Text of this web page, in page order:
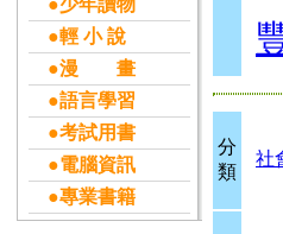
●少年讀物
●輕 小 說
●漫 畫
●語言學習
●考試用書
●電腦資訊
●專業書籍
分
類
社